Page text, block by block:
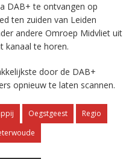
DAB+ te ontvangen op
ten zuiden van Leiden
andere Omroep Midvliet uit
kanaal te horen.
door de DAB+
opnieuw te laten scannen.
Oegstgeest
Regio